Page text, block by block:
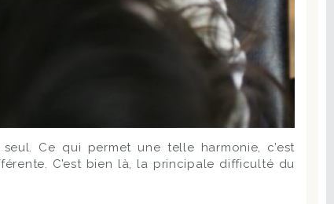
Ce qui permet une telle harmonie, c’est
C’est bien là, la principale difficulté du